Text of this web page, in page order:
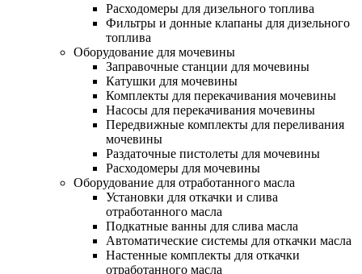
Расходомеры для дизельного топлива
Фильтры и донные клапаны для дизельного
топлива
Оборудование для мочевины
Заправочные станции для мочевины
Катушки для мочевины
Комплекты для перекачивания мочевины
Насосы для перекачивания мочевины
Передвижные комплекты для переливания
мочевины
Раздаточные пистолеты для мочевины
Расходомеры для мочевины
Оборудование для отработанного масла
Установки для откачки и слива
отработанного масла
Подкатные ванны для слива масла
Автоматические системы для откачки масла
Настенные комплекты для откачки
отработанного масла